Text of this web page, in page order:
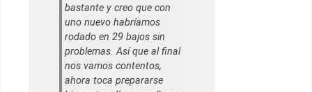
bastante y creo que con
uno nuevo habríamos
rodado en 29 bajos sin
problemas. Así que al final
nos vamos contentos,
ahora toca prepararse